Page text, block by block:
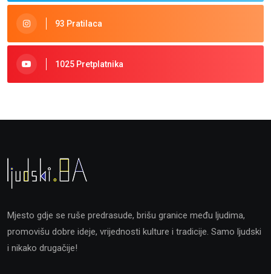
93 Pratilaca
1025 Pretplatnika
Mjesto gdje se ruše predrasude, brišu granice među ljudima,
promovišu dobre ideje, vrijednosti kulture i tradicije. Samo ljudski
i nikako drugačije!